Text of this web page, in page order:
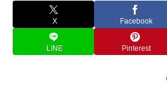
X Facebook
LINE Pinterest